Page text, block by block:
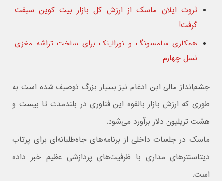
ثروت ایلان ماسک از ارزش کل بازار بیت کوین سبقت
گرفت!
همکاری سامسونگ و نورالینک برای ساخت تراشه مغزی
نسل چهارم
چشم‌انداز مالی این ادغام نیز بسیار بزرگ توصیف شده است به
طوری که ارزش بازار بالقوه این فناوری در بلندمدت تا بیست و
هشت تریلیون دلار برآورد می‌شود.
ماسک در جلسات داخلی از برنامه‌های جاه‌طلبانه‌ای برای پرتاب
دیتاسنترهای مداری با ظرفیت‌های پردازشی عظیم خبر داده
است.